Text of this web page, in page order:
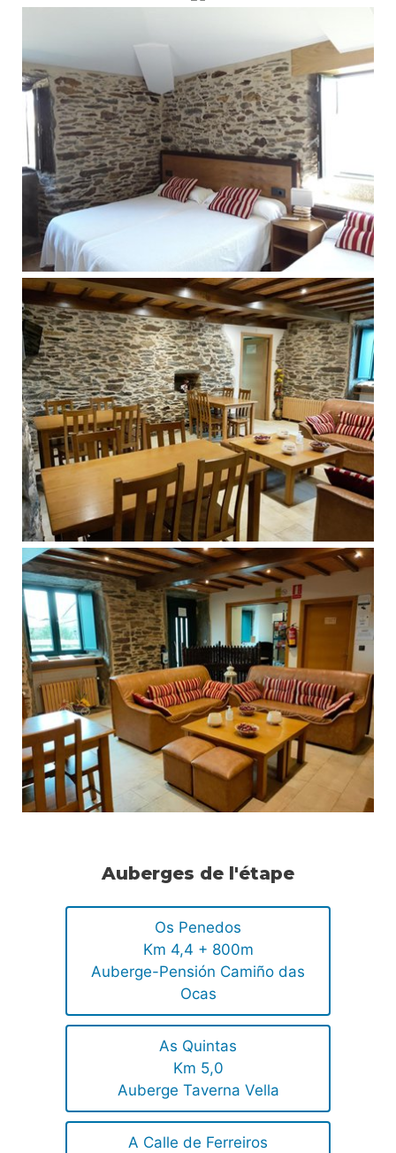
Auberges de l'étape
Os Penedos
Km 4,4 + 800m
Auberge-Pensión Camiño das
Ocas
As Quintas
Km 5,0
Auberge Taverna Vella
A Calle de Ferreiros